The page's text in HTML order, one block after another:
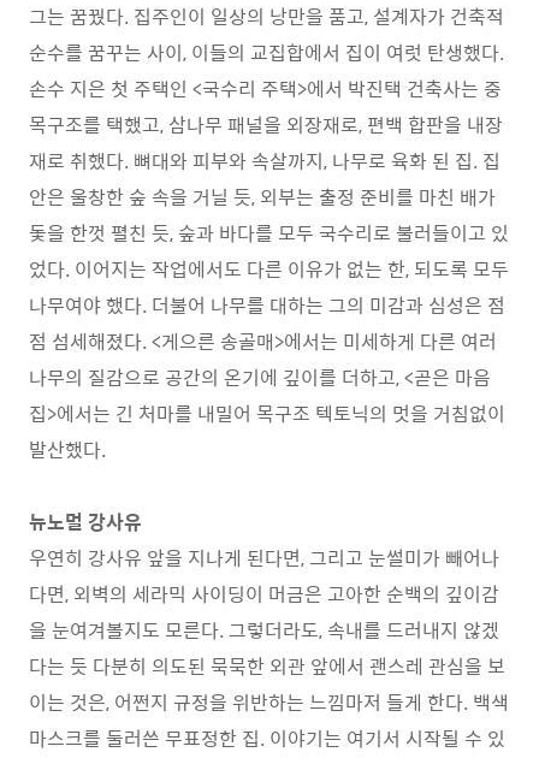
그는 꿈꿨다. 집주인이 일상의 낭만을 품고, 설계자가 건축적
순수를 꿈꾸는 사이, 이들의 교집합에서 집이 여럿 탄생했다.
손수 지은 첫 주택인 <국수리 주택>에서 박진택 건축사는 중
목구조를 택했고, 삼나무 패널을 외장재로, 편백 합판을 내장
재로 취했다. 뼈대와 피부와 속살까지, 나무로 육화 된 집. 집
안은 울창한 숲 속을 거닐 듯, 외부는 출정 준비를 마친 배가
돛을 한껏 펼친 듯, 숲과 바다를 모두 국수리로 불러들이고 있
었다. 이어지는 작업에서도 다른 이유가 없는 한, 되도록 모두
나무여야 했다. 더불어 나무를 대하는 그의 미감과 심성은 점
점 섬세해졌다. <게으른 송골매>에서는 미세하게 다른 여러
나무의 질감으로 공간의 온기에 깊이를 더하고, <곧은 마음
집>에서는 긴 처마를 내밀어 목구조 텍토닉의 멋을 거침없이
발산했다.
뉴노멀 강사유
우연히 강사유 앞을 지나게 된다면, 그리고 눈썰미가 빼어나
다면, 외벽의 세라믹 사이딩이 머금은 고아한 순백의 깊이감
을 눈여겨볼지도 모른다. 그렇더라도, 속내를 드러내지 않겠
다는 듯 다분히 의도된 묵묵한 외관 앞에서 괜스레 관심을 보
이는 것은, 어쩐지 규정을 위반하는 느낌마저 들게 한다. 백색
마스크를 둘러쓴 무표정한 집. 이야기는 여기서 시작될 수 있